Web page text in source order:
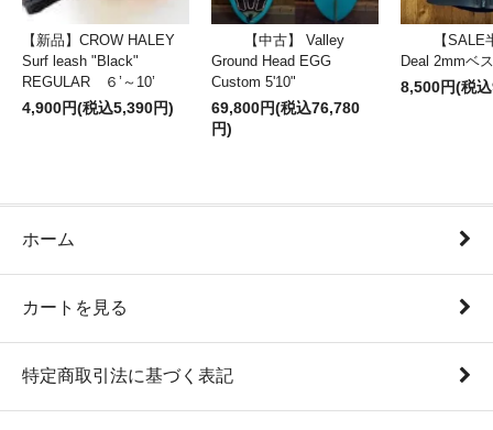
【新品】CROW HALEY
Surf leash "Black"
REGULAR ６’～10’
4,900円(税込5,390円)
【中古】 Valley
Ground Head EGG
Custom 5'10"
69,800円(税込76,780
円)
【SALE
Deal 2mmベ
8,500円(税
ホーム
カートを見る
特定商取引法に基づく表記